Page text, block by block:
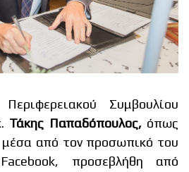
Συμβουλίου
Τάκης Παπαδόπουλος,όπως
μέσα από τον προσωπικό του
προσεβλήθη από